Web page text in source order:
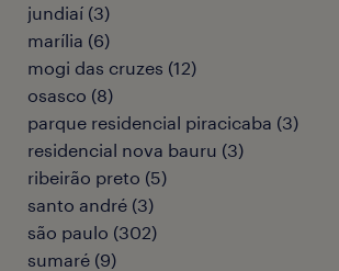
jundiaí (3)
marília (6)
mogi das cruzes (12)
osasco (8)
parque residencial piracicaba (3)
residencial nova bauru (3)
ribeirão preto (5)
santo andré (3)
são paulo (302)
sumaré (9)